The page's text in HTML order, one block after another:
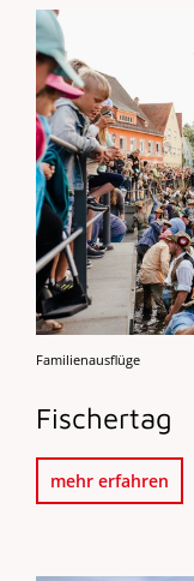
Familienausflüge
Fischertag
mehr erfahren